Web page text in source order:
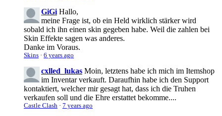
GiGi Hallo,
meine Frage ist, ob ein Held wirklich stärker wird
sobald ich ihn einen skin gegeben habe. Weil die zahlen bei
Skin Effekte sagen was anderes.
Danke im Voraus.
Skins · 6 years ago
cxlled_lukas Moin, letztens habe ich mich im Itemshop
im Inventar verkauft. Daraufhin habe ich den Support
kontaktiert, welcher mir gesagt hat, dass ich die Truhen
verkaufen soll und die Ehre erstattet bekomme....
Castle Clash · 7 years ago